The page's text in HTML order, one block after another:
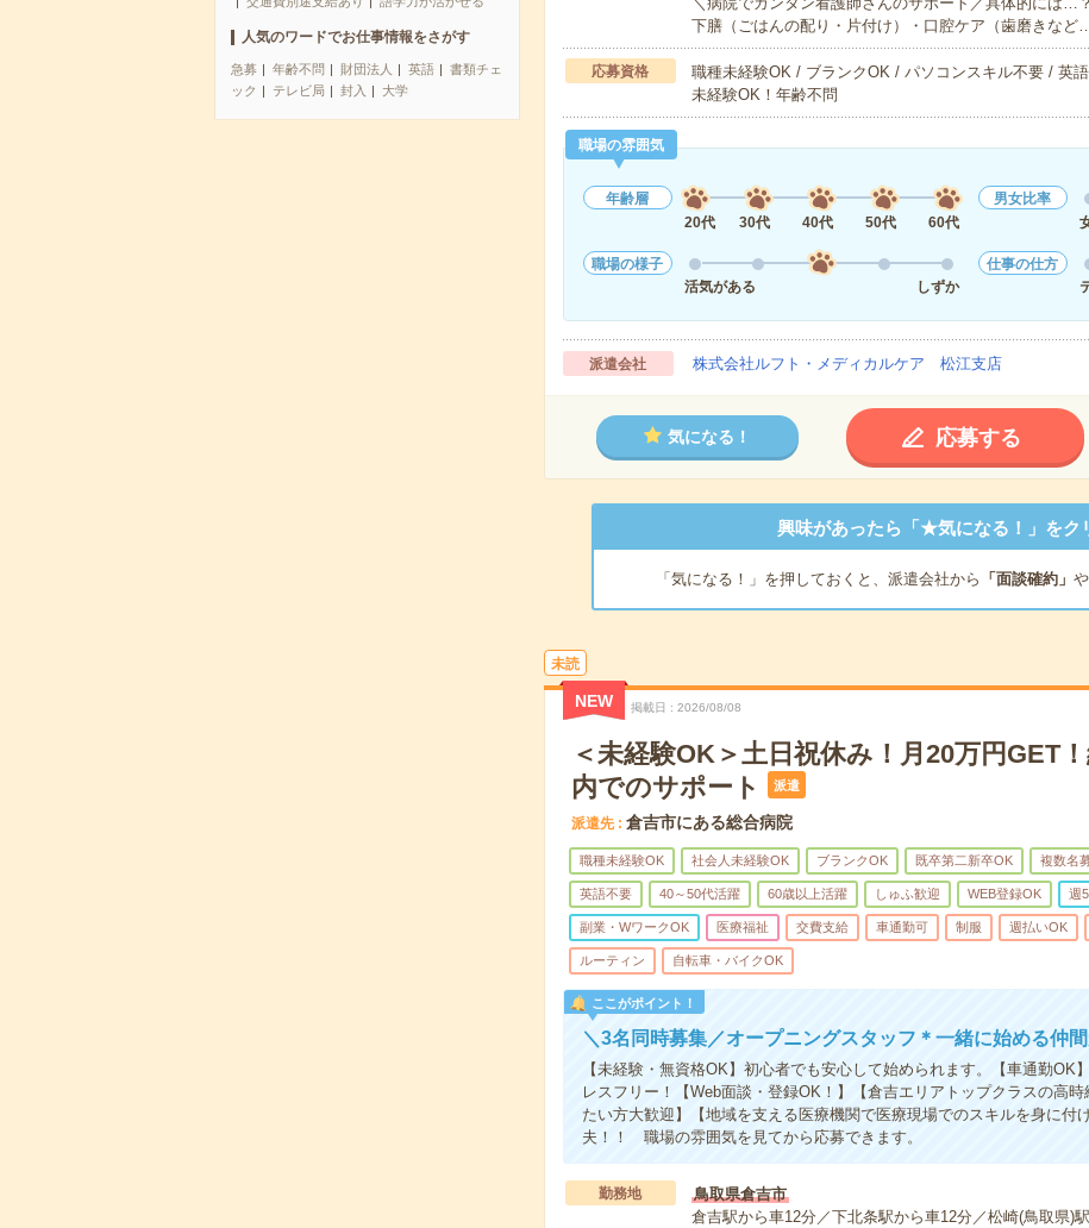
人気のワードでお仕事情報をさがす
急募 年齢不問 財団法人 英語
書類チェ
ック
テレビ局 封入 大学
下膳（ごはんの配り・片付け）・口腔ケア（歯磨きなど
応募資格
職種未経験OK / ブランクOK / パソコンスキル不要 / 英
未経験OK！年齢不問
職場の雰囲気
年齢層
20代
30代 40代 50代 60代
男女比率
職場の様子
活気がある
しずか
仕事の仕方
派遣会社 株式会社ルフト・メディカルケア 松江支店
気になる！ 応募する
興味があったら「★気になる！」をク
「気になる！」を押しておくと、派遣会社から 「面談確約」 や
未読
NEW 掲載日 2026/08/08
＜未経験OK＞土日祝休み！月20万円GET
内でのサポート
派遣
派遣先 倉吉市にある総合病院
職種未経験OK 社会人未経験OK ブランクOK 既卒第二新卒OK 複数名
英語不要 40～50代活躍 60歳以上活躍 しゅふ歓迎 WEB登録OK 週
副業・WワークOK 医療福祉 交費支給 車通勤可 制服 週払いOK
ルーティン 自転車・バイクOK
ここがポイント！
＼3名同時募集／オープニングスタッフ＊一緒に始める仲
【未経験・無資格OK】初心者でも安心して始められます。【車通勤OK
レスフリー！【Web面談・登録OK！】【倉吉エリアトップクラスの高
たい方大歓迎】【地域を支える医療機関で医療現場でのスキルを身に
夫！！ 職場の雰囲気を見てから応募できます。
勤務地
鳥取県倉吉市
倉吉駅から車12分／下北条駅から車12分／松崎(鳥取県)